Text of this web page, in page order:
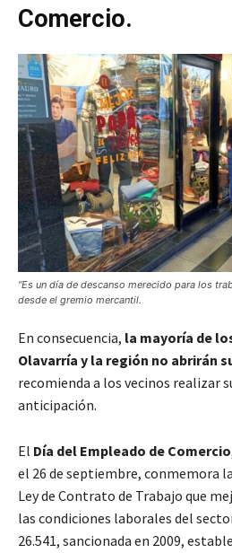
Comercio.
“Es un día de descanso merecido para los
desde el gremio mercantil.
En consecuencia, la mayoría de
Olavarría y la región no abrirán
recomienda a los vecinos realizar
anticipación.
El Día del Empleado de Comercio
el 26 de septiembre, conmemora
Ley de Contrato de Trabajo que
las condiciones laborales del
26.541, sancionada en 2009,